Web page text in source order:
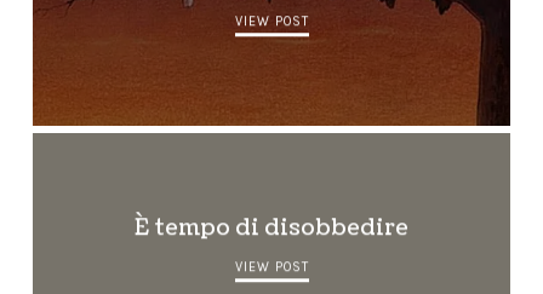
VIEW POST
È tempo di disobbedire
VIEW POST